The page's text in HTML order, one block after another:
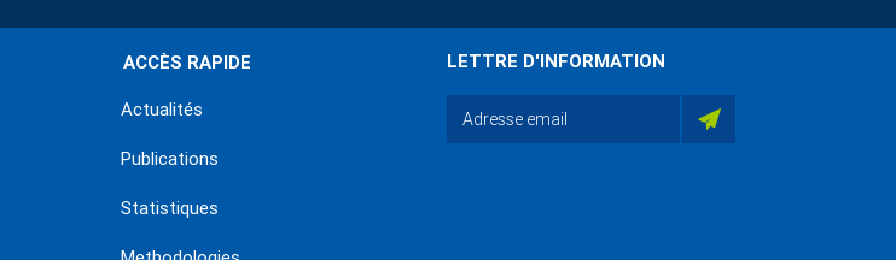
ACCÈS RAPIDE
Actualités
Publications
Statistiques
LETTRE D'INFORMATION